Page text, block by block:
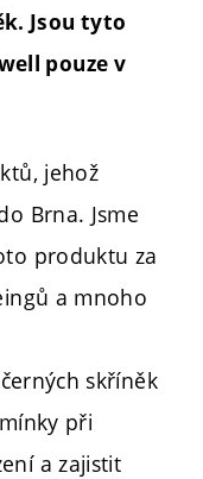
Jsou tyto
pouze v
jehož
Brna. Jsme
produktu za
a mnoho
skříněk
při
a zajistit